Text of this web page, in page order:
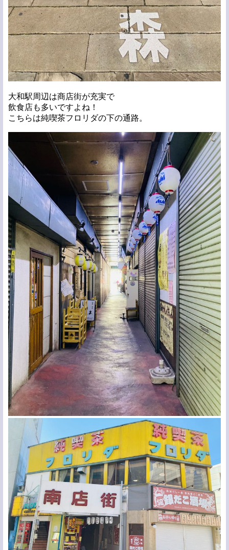
大和駅周辺は商店街が充実で
飲食店も多いですよね！
こちらは純喫茶フロリダの下の通路。